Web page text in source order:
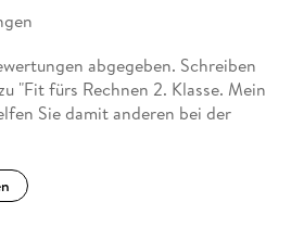
abgegeben. Schreiben
"Fit fürs Rechnen 2. Klasse. Mein
Sie damit anderen bei der